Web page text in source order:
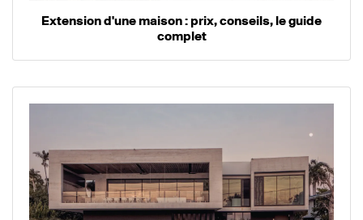
Extension d'une maison : prix, conseils, le guide
complet